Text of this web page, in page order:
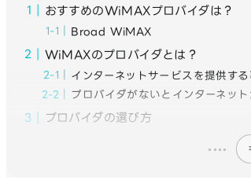
おすすめのWiMAXプロバイダは？
Broad WiMAX
WiMAXのプロバイダとは？
インターネットサービスを提供す
プロバイダがないとインターネッ
プロバイダの選び方